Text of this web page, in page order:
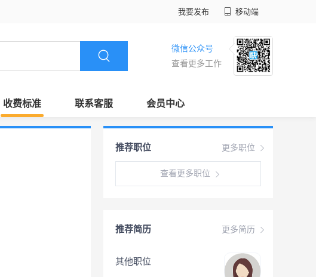
我要发布 移动端
微信公众号
查看更多工作
收费标准 联系客服 会员中心
更多职位
推荐职位
查看更多职位
更多简历
推荐简历
其他职位